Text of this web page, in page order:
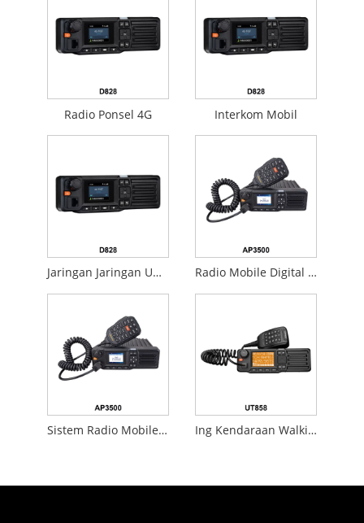
Radio Ponsel 4G Interkom Mobil
Jaringan Jaringan Umum Radio Mobile Digital Digital
Sistem Radio Mobile Digital Ing Kendaraan Walkie Talkie